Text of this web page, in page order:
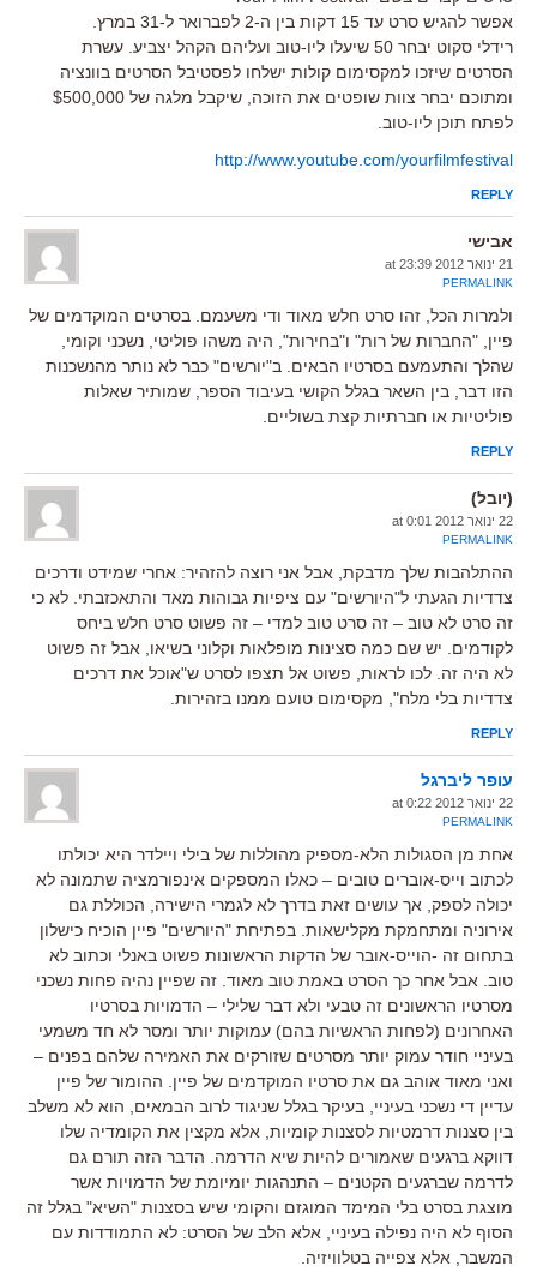
אפשר להגיש סרט עד 15 דקות בין ה-2 לפברואר ל-31 במרץ.
רידלי סקוט יבחר 50 שיעלו ליו-טוב ועליהם הקהל יצביע. עשרת
הסרטים שיזכו למקסימום קולות ישלחו לפסטיבל הסרטים בוונציה
ומתוכם יבחר צוות שופטים את הזוכה, שיקבל מלגה של $500,000
לפתח תוכן ליו-טוב.
http://www.youtube.com/yourfilmfestival
REPLY
אבישי
21 ינואר 2012 at 23:39
PERMALINK
ולמרות הכל, זהו סרט חלש מאוד ודי משעמם. בסרטים המוקדמים של
פיין, "החברות של רות" ו"בחירות", היה משהו פוליטי, נשכני וקומי,
שהלך והתעמעם בסרטיו הבאים. ב"יורשים" כבר לא נותר מהנשכנות
הזו דבר, בין השאר בגלל הקושי בעיבוד הספר, שמותיר שאלות
פוליטיות או חברתיות קצת בשוליים.
REPLY
(יובל)
22 ינואר 2012 at 0:01
PERMALINK
ההתלהבות שלך מדבקת, אבל אני רוצה להזהיר: אחרי שמידט ודרכים
צדדיות הגעתי ל"היורשים" עם ציפיות גבוהות מאד והתאכזבתי. לא כי
זה סרט לא טוב – זה סרט טוב למדי – זה פשוט סרט חלש ביחס
לקודמים. יש שם כמה סצינות מופלאות וקלוני בשיאו, אבל זה פשוט
לא היה זה. לכו לראות, פשוט אל תצפו לסרט ש"אוכל את דרכים
צדדיות בלי מלח", מקסימום טועם ממנו בזהירות.
REPLY
עופר ליברגל
22 ינואר 2012 at 0:22
PERMALINK
אחת מן הסגולות הלא-מספיק מהוללות של בילי ויילדר היא יכולתו
לכתוב וייס-אוברים טובים – כאלו המספקים אינפורמציה שתמונה לא
יכולה לספק, אך עושים זאת בדרך לא לגמרי הישירה, הכוללת גם
אירוניה ומתחמקת מקלישאות. בפתיחת "היורשים" פיין הוכיח כישלון
בתחום זה -הוייס-אובר של הדקות הראשונות פשוט באנלי וכתוב לא
טוב. אבל אחר כך הסרט באמת טוב מאוד. זה שפיין נהיה פחות נשכני
מסרטיו הראשונים זה טבעי ולא דבר שלילי – הדמויות בסרטיו
האחרונים (לפחות הראשיות בהם) עמוקות יותר ומסר לא חד משמעי
בעיניי חודר עמוק יותר מסרטים שזורקים את האמירה שלהם בפנים –
ואני מאוד אוהב גם את סרטיו המוקדמים של פיין. ההומור של פיין
עדיין די נשכני בעיניי, בעיקר בגלל שניגוד לרוב הבמאים, הוא לא משלב
בין סצנות דרמטיות לסצנות קומיות, אלא מקצין את הקומדיה שלו
דווקא ברגעים שאמורים להיות שיא הדרמה. הדבר הזה תורם גם
לדרמה שברגעים הקטנים – התנהגות יומיומת של הדמויות אשר
מוצגת בסרט בלי המימד המוגזם והקומי שיש בסצנות "השיא" בגלל זה
הסוף לא היה נפילה בעיניי, אלא הלב של הסרט: לא התמודדות עם
המשבר, אלא צפייה בטלוויזיה.